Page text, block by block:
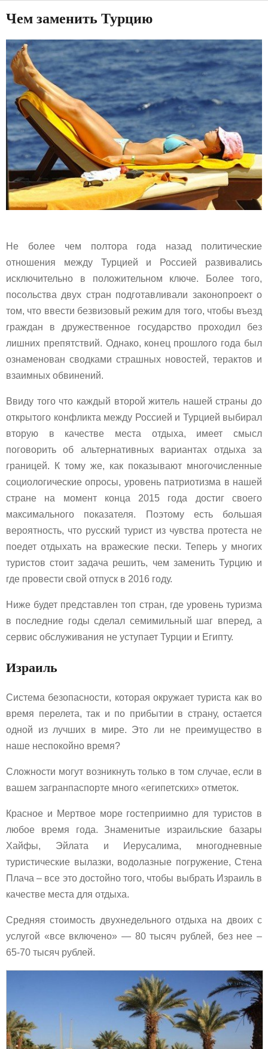
Чем заменить Турцию
Не более чем полтора года назад политические
отношения между Турцией и Россией развивались
исключительно в положительном ключе. Более того,
посольства двух стран подготавливали законопроект о
том, что ввести безвизовый режим для того, чтобы въезд
граждан в дружественное государство проходил без
лишних препятствий. Однако, конец прошлого года был
ознаменован сводками страшных новостей, терактов и
взаимных обвинений.
Ввиду того что каждый второй житель нашей страны до
открытого конфликта между Россией и Турцией выбирал
вторую в качестве места отдыха, имеет смысл
поговорить об альтернативных вариантах отдыха за
границей. К тому же, как показывают многочисленные
социологические опросы, уровень патриотизма в нашей
стране на момент конца 2015 года достиг своего
максимального показателя. Поэтому есть большая
вероятность, что русский турист из чувства протеста не
поедет отдыхать на вражеские пески. Теперь у многих
туристов стоит задача решить, чем заменить Турцию и
где провести свой отпуск в 2016 году.
Ниже будет представлен топ стран, где уровень туризма
в последние годы сделал семимильный шаг вперед, а
сервис обслуживания не уступает Турции и Египту.
Израиль
Система безопасности, которая окружает туриста как во
время перелета, так и по прибытии в страну, остается
одной из лучших в мире. Это ли не преимущество в
наше неспокойно время?
Сложности могут возникнуть только в том случае, если в
вашем загранпаспорте много «египетских» отметок.
Красное и Мертвое море гостеприимно для туристов в
любое время года. Знаменитые израильские базары
Хайфы, Эйлата и Иерусалима, многодневные
туристические вылазки, водолазные погружение, Стена
Плача – все это достойно того, чтобы выбрать Израиль в
качестве места для отдыха.
Средняя стоимость двухнедельного отдыха на двоих с
услугой «все включено» — 80 тысяч рублей, без нее –
65-70 тысяч рублей.